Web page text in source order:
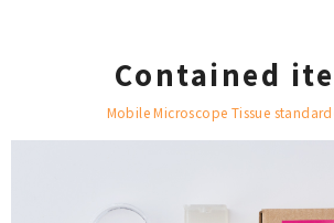
Contained
Mobile Microscope Tissue